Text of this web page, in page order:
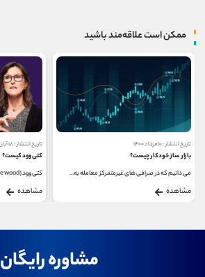
ممکن است علاقه‌مند باشید
تاریخ انتشار : ۱۰ مرداد ۱۴۰۰
بازار ساز خودکار چیست؟
می دانیم که در صرافی های غیرمتمرکز معامله به...
مشاهده
تاریخ انتشار : ۱۸ آبان ۱۴۰۰
کتی وود کیست؟
مشاهده
مشاوره رایگان